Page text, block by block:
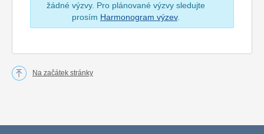
žádné výzvy. Pro plánované výzvy sledujte
prosím Harmonogram výzev.
Na začátek stránky